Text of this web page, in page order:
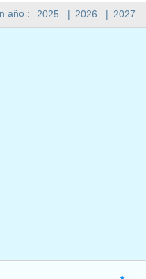
año : 2025 | 2026 | 2027